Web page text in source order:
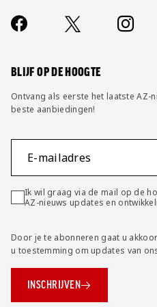
Contact
FAQ
Socials
https://www.facebook.com/
X
BLIJF OP DE HOOGTE
Ontvang als eerste het laatste AZ-
beste aanbiedingen!
E-mailadres
Ik wil graag via de mail op de
AZ-nieuws updates en
Door je te abonneren gaat u
u toestemming om updates van
INSCHRIJVEN